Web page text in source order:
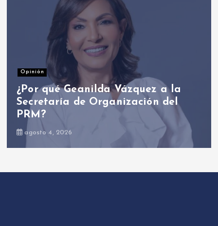
Nacionales
Presidente Abinader participa
primer Foro Meta RD 2036 con
miras a impulsar el crecimiento
agosto 6, 2026